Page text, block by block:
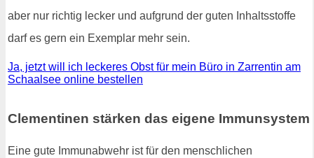
aber nur richtig lecker und aufgrund der guten Inhaltsstoffe
darf es gern ein Exemplar mehr sein.
Ja, jetzt will ich leckeres Obst für mein Büro in Zarrentin am
Schaalsee online bestellen
Clementinen stärken das eigene Immunsystem
Eine gute Immunabwehr ist für den menschlichen